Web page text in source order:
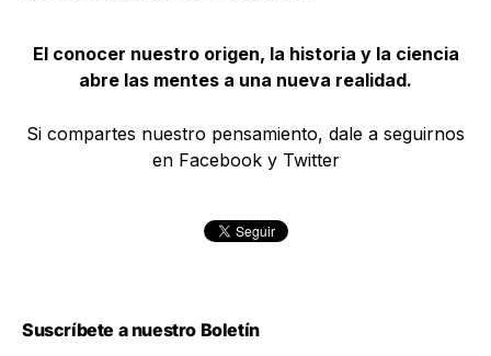
El conocer nuestro origen, la historia y la ciencia
abre las mentes a una nueva realidad.
Si compartes nuestro pensamiento, dale a seguirnos
en Facebook y Twitter
Suscríbete a nuestro Boletín